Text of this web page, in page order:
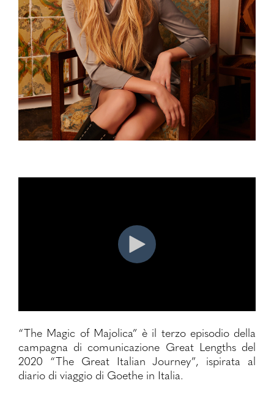
“The Magic of Majolica” è il terzo episodio della
campagna di comunicazione Great Lengths del
2020 “The Great Italian Journey”, ispirata al
diario di viaggio di Goethe in Italia.